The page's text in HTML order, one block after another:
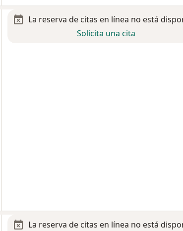
La reserva de citas en línea no está
Solicita una cita
La reserva de citas en línea no está